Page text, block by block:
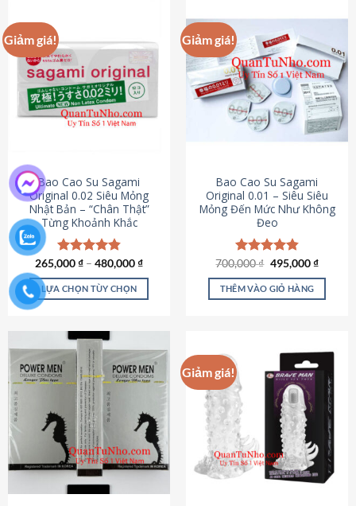
thể
được
chọn
trên
trang
sản
phẩm
Giảm giá!
Bao Cao Su Sagami
Original 0.02 Siêu Mỏng
Nhật Bản – “Chân Thật”
Từng Khoảnh Khắc
Được xếp
hạng4.87
5 sao
265,000₫ – 480,000₫
LỰA CHỌN TÙY CHỌN
này
có
nhiều
biến
thể.
Các
tùy
chọn
có
Giảm giá!
Bao Cao Su Sagami
Original 0.01 – Siêu Siêu
Mỏng Đến Mức Như Không
Đeo
Được xếp
hạng4.83
5 sao
700,000₫ Giá
là:
700,000 ₫.
495,000₫Giá
tại
THÊM VÀO GIỎ HÀNG
Giảm giá!